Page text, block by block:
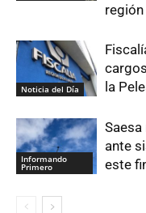
Noticia del Día
la
Informando
Primero
ante
este